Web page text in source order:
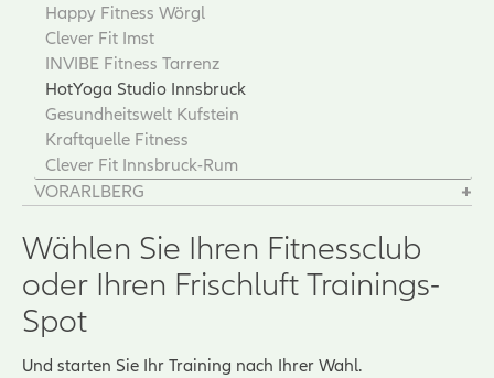
Happy Fitness Wörgl
Clever Fit Imst
INVIBE Fitness Tarrenz
HotYoga Studio Innsbruck
Gesundheitswelt Kufstein
Kraftquelle Fitness
Clever Fit Innsbruck-Rum
VORARLBERG
Wählen Sie Ihren Fitnessclub
oder Ihren Frischluft Trainings-
Spot
Und starten Sie Ihr Training nach Ihrer Wahl.